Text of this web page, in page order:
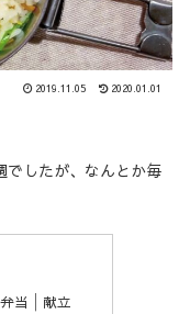
2019.11.05 2020.01.01
でしたが、なんとか毎
弁当│献立